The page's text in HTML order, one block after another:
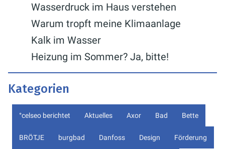
Wasserdruck im Haus verstehen
Warum tropft meine Klimaanlage
Kalk im Wasser
Heizung im Sommer? Ja, bitte!
Kategorien
°celseo berichtet Aktuelles Axor Bad Bette
BRÖTJE burgbad Danfoss Design Förderung